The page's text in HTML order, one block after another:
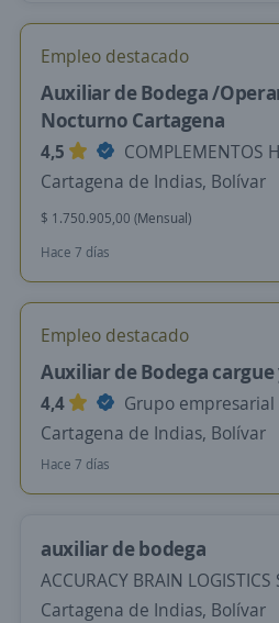
Empleo destacado
Auxiliar de Bodega /
Nocturno Cartagena
4,5
COMPLEMENTOS
Cartagena de Indias, Bolívar
$ 1.750.905,00 (Mensual)
Hace 7 días
Empleo destacado
Auxiliar de Bodega
4,4
Grupo empresarial
Cartagena de Indias, Bolívar
Hace 7 días
auxiliar de bodega
ACCURACY BRAIN LOGISTICS
Cartagena de Indias, Bolívar